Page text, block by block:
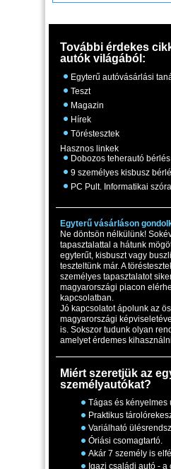
További érdekes
autók világából:
Egyterű autóvásárlási
Teszt
Magazin
Hírek
Töréstesztek
Hasznos linkek
Dobozos teherautó bérlés
9 személyes kisbusz
PC Pult. Informatikai
Egyterű vásárláson
Ne döntsön nélkülünk!
tapasztalattal a hátunk
egyterűt, kisbuszt vagy
teszteltünk már. A
személyes tapasztalatot
magyarországi piacon
kapcsolatban.
Jó kapcsolatot ápolunk az
magyarországi
is. Sokszor tudunk olyan
amelyet érdemes
Miért szeretjük az
személyautókat?
Tágas és kényelmes
Praktikus
Variálható
Óriási csomagtartó.
Akár 7 személy is
Igazi családi autó - a